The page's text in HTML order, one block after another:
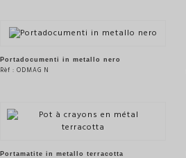
VEDERE IL PRODOTTO
Portadocumenti in metallo nero
Rèf : ODMAG N
Portamatite in metallo terracotta